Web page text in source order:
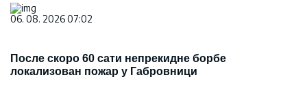
06. 08. 2026 07:02
После скоро 60 сати непрекидне борбе
локализован пожар у Габровници